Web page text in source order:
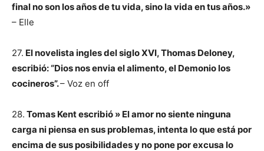
final no son los años de tu vida, sino la vida en tus años.»
– Elle
27. El novelista ingles del siglo XVI, Thomas Deloney,
escribió: “Dios nos envia el alimento, el Demonio los
cocineros”.– Voz en off
28. Tomas Kent escribió » El amor no siente ninguna
carga ni piensa en sus problemas, intenta lo que está por
encima de sus posibilidades y no pone por excusa lo